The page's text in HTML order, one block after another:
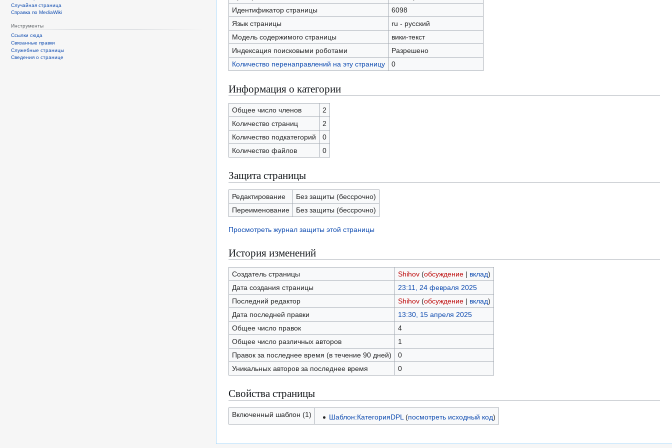
Идентификатор страницы
6098
Язык страницы
ru - русский
Модель содержимого страницы
вики-текст
Индексация поисковыми роботами
Разрешено
Количество перенаправлений на эту страницу
0
Информация о категории
Общее число членов
2
Количество страниц
2
Количество подкатегорий
0
Количество файлов
0
Защита страницы
Редактирование
Без защиты (бессрочно)
Переименование
Без защиты (бессрочно)
Просмотреть журнал защиты этой страницы
История изменений
Создатель страницы Shihov (обсуждение| вклад)
Дата создания страницы
23:11, 24 февраля 2025
Последний редактор
Shihov (обсуждение| вклад)
Дата последней правки
13:30, 15 апреля 2025
Общее число правок
4
Общее число различных авторов
1
Правок за последнее время (в течение 90 дней)
0
Уникальных авторов за последнее время
0
Свойства страницы
Включенный шаблон (1) Шаблон:КатегорияDPL (посмотреть исходный код)
Случайная страница
Справка по MediaWiki
Инструменты
Ссылки сюда
Связанные правки
Служебные страницы
Сведения о странице